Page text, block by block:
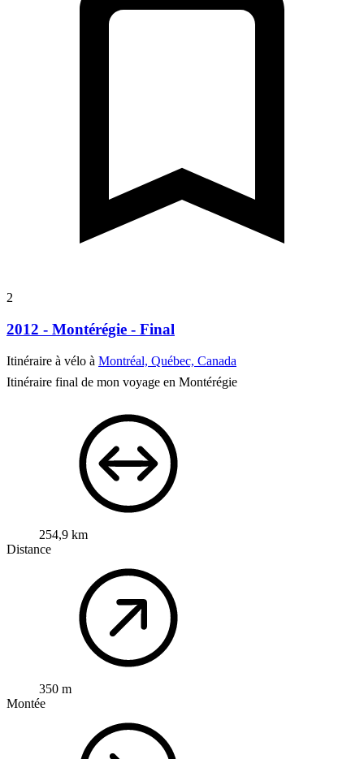
2
2012 - Montérégie - Final
Itinéraire à vélo à Montréal, Québec, Canada
Itinéraire final de mon voyage en Montérégie
254,9 km
Distance
350 m
Montée